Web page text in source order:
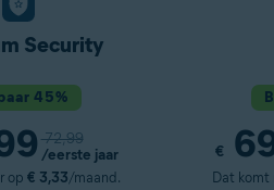
Security
45%
72,99
/eerste jaar
op € 3,33/maand.
€
Dat komt